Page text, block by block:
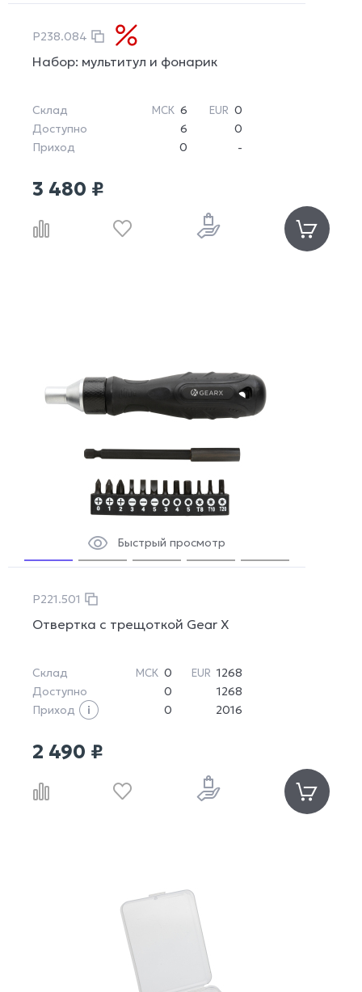
P238.084
Набор: мультитул и фонарик
Склад МСК 6 EUR 0
Доступно
6
0
Приход
0 -
3 480 ₽
Быстрый просмотр
P221.501
Отвертка с трещоткой Gear X
Склад МСК 0 EUR 1268
Доступно
0
1268
Приход
0 2016
2 490 ₽